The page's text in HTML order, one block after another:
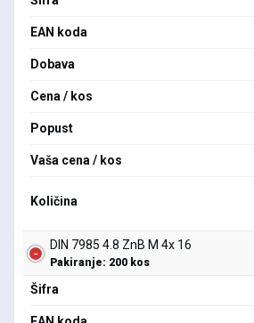
EAN koda
Dobava
Cena / kos
Popust
Vaša cena / kos
Količina
DIN 7985 4.8 ZnB M 4x 16
Pakiranje: 200 kos
Šifra